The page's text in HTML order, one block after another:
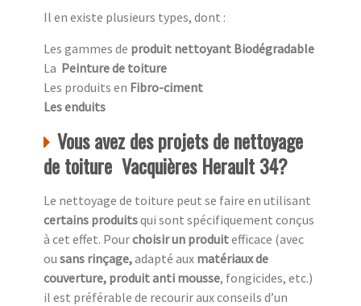
Il en existe plusieurs types, dont :
Les gammes de produit nettoyant Biodégradable
La Peinture de toiture
Les produits en Fibro-ciment
Les enduits
Vous avez des projets de nettoyage
de toiture Vacquières Herault 34?
Le nettoyage de toiture peut se faire en utilisant
certains produitsqui sont spécifiquement conçus
à cet effet. Pourchoisir un produitefficace (avec
ou sans rinçage,adapté aux matériaux de
couverture, produit anti mousse, fongicides, etc.)
il est préférable de recourir aux conseils d’un